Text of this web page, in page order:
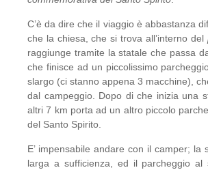
C’è da dire che il viaggio è abbastanza
che la chiesa, che si trova all’interno del
raggiunge tramite la statale che passa
che finisce ad un piccolissimo
slargo (ci stanno appena 3 macchine),
dal campeggio. Dopo di che inizia una
altri 7 km porta ad un altro piccolo
del Santo Spirito.
E’ impensabile andare con il camper; la
larga a sufficienza, ed il parcheggio